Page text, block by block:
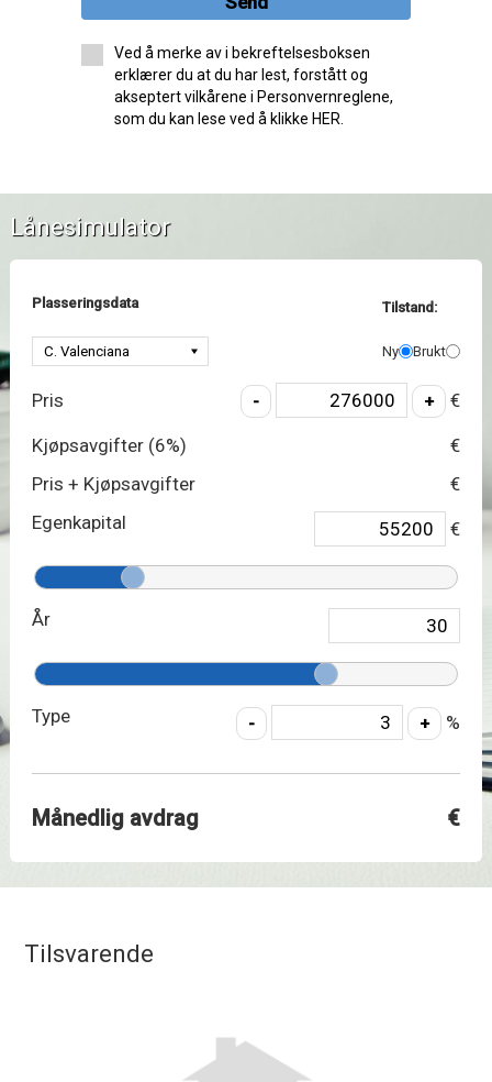
Ved å merke av i bekreftelsesboksen
erklærer du at du har lest, forstått og
akseptert vilkårene i Personvernreglene,
som du kan lese ved å klikke HER.
Lånesimulator
Plasseringsdata Tilstand:
Ny Brukt
Pris €
Kjøpsavgifter (6%)
€
Pris + Kjøpsavgifter
€
Egenkapital
€
År
Type %
Månedlig avdrag €
Tilsvarende